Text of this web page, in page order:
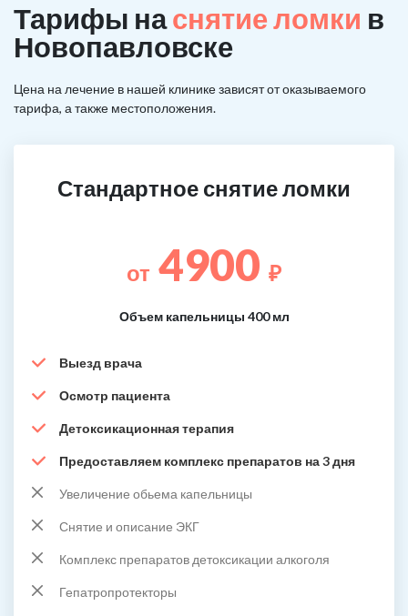
Тарифы наснятие ломки в
Новопавловске
Цена на лечение в нашей клинике зависят от оказываемого
тарифа, а также местоположения.
Стандартное снятие ломки
от 4900 ₽
Объем капельницы 400 мл
Выезд врача
Осмотр пациента
Детоксикационная терапия
Предоставляем комплекс препаратов на 3 дня
Увеличение обьема капельницы
Снятие и описание ЭКГ
Комплекс препаратов детоксикации алкоголя
Гепатропротекторы